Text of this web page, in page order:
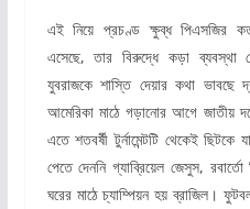
এই নিয়ে প্রচণ্ড ক্ষুব্ধ পিএসজির
এসেছে, তার বিরুদ্ধে কড়া ব্যবস্থা
যুবরাজকে শাস্তি দেয়ার কথা ভাবছে
আমেরিকা মাঠে গড়ানোর আগে জাতীয়
এতে শতবর্ষী টুর্নামেন্টটি থেকেই
পেতে দেননি গ্যাব্রিয়েল জেসুস,
ঘরের মাঠে চ্যাম্পিয়ন হয় ব্রাজিল।